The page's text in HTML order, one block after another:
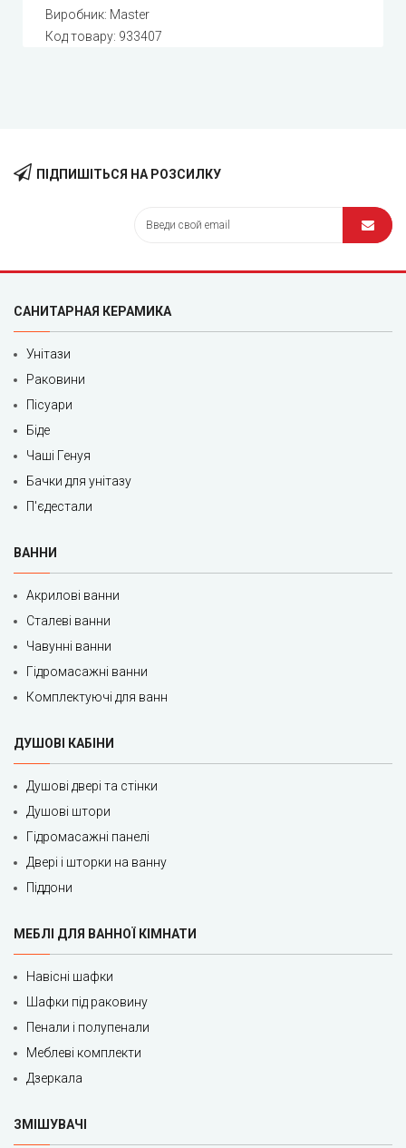
Виробник: Master
Код товару: 933407
ПІДПИШІТЬСЯ НА РОЗСИЛКУ
САНИТАРНАЯ КЕРАМИКА
Унітази
Раковини
Пісуари
Біде
Чаші Генуя
Бачки для унітазу
П'єдестали
ВАННИ
Акрилові ванни
Сталеві ванни
Чавунні ванни
Гідромасажні ванни
Комплектуючі для ванн
ДУШОВІ КАБІНИ
Душові двері та стінки
Душові штори
Гідромасажні панелі
Двері і шторки на ванну
Піддони
МЕБЛІ ДЛЯ ВАННОЇ КІМНАТИ
Навісні шафки
Шафки під раковину
Пенали і полупенали
Меблеві комплекти
Дзеркала
ЗМІШУВАЧІ